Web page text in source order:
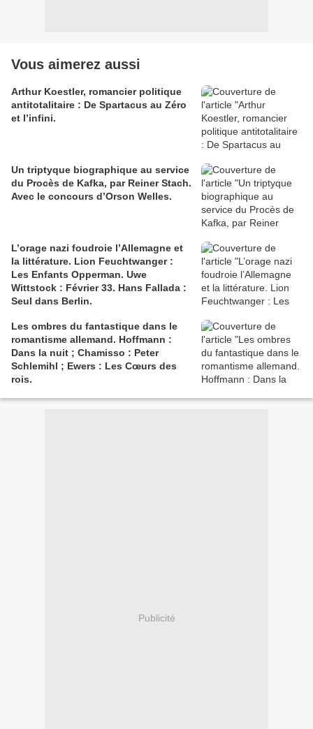
Vous aimerez aussi
Arthur Koestler, romancier politique
antitotalitaire : De Spartacus au Zéro
et l’infini.
Un triptyque biographique au service
du Procès de Kafka, par Reiner Stach.
Avec le concours d’Orson Welles.
L’orage nazi foudroie l’Allemagne et
la littérature. Lion Feuchtwanger :
Les Enfants Opperman. Uwe
Wittstock : Février 33. Hans Fallada :
Seul dans Berlin.
Les ombres du fantastique dans le
romantisme allemand. Hoffmann :
Dans la nuit ; Chamisso : Peter
Schlemihl ; Ewers : Les Cœurs des
rois.
Publicité